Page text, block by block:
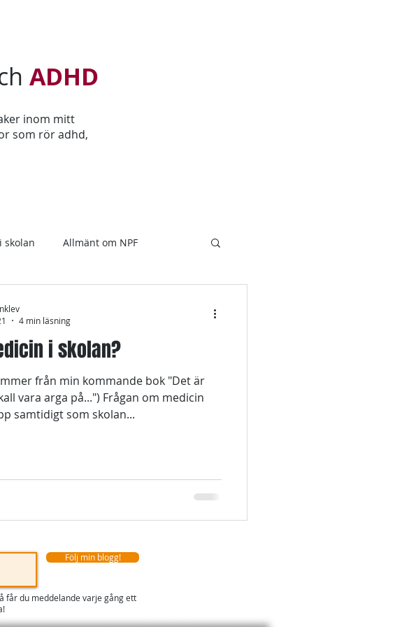
ADHD
inom mitt
som rör adhd,
skolan Allmänt om NPF
i skolan?
från min kommande bok "Det är
vara arga på...") Frågan om medicin
samtidigt som skolan...
4 min läsning
Följ min blogg!
får du meddelande varje gång ett